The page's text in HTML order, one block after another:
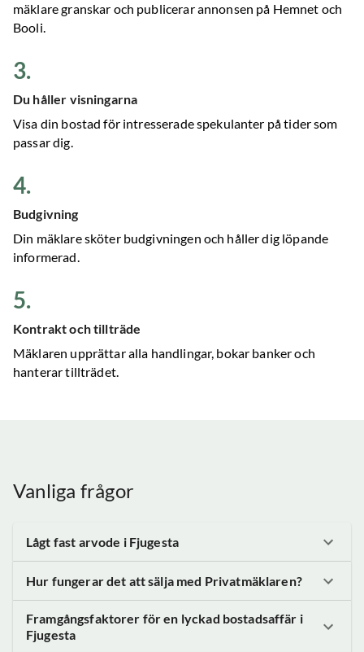
mäklare granskar och publicerar annonsen på Hemnet och
Booli.
3.
Du håller visningarna
Visa din bostad för intresserade spekulanter på tider som
passar dig.
4.
Budgivning
Din mäklare sköter budgivningen och håller dig löpande
informerad.
5.
Kontrakt och tillträde
Mäklaren upprättar alla handlingar, bokar banker och
hanterar tillträdet.
Vanliga frågor
Lågt fast arvode i Fjugesta
Hur fungerar det att sälja med Privatmäklaren?
Framgångsfaktorer för en lyckad bostadsaffär i
Fjugesta